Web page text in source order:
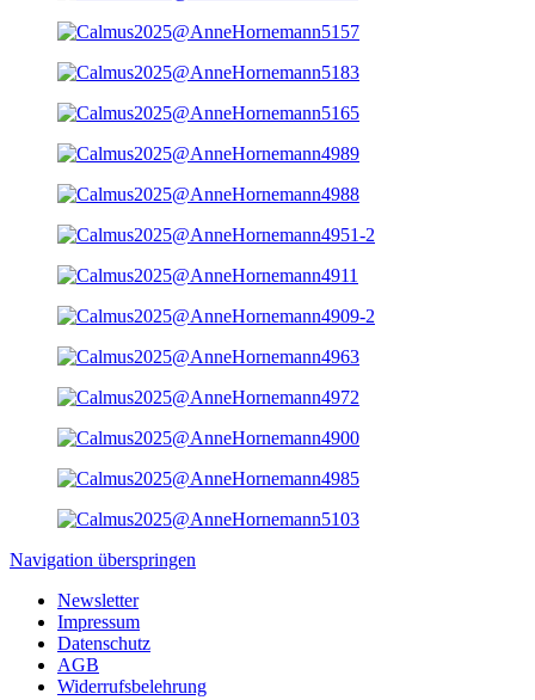
Navigation überspringen
Newsletter
Impressum
Datenschutz
AGB
Widerrufsbelehrung